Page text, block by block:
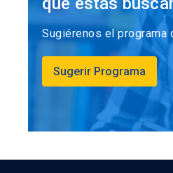
Sugiérenos el programa
Sugerir Programa